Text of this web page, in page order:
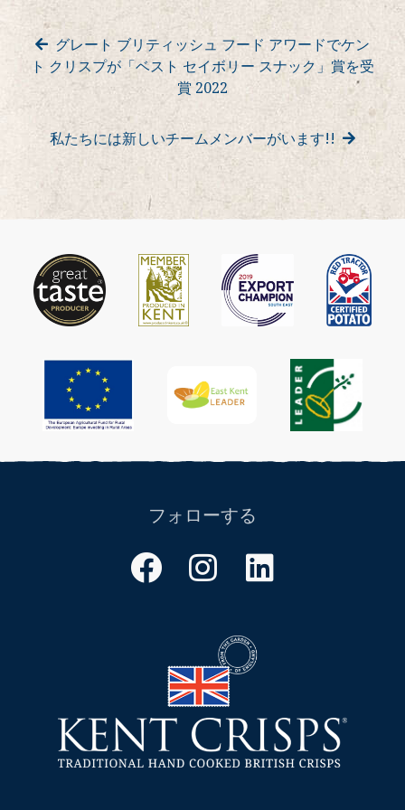
稿
ナ
ビ
ゲ
ー
シ
ョ
グレート ブリティッシュ フード アワードでケン
ト クリスプが「ベスト セイボリー スナック」賞を受
賞 2022
私たちには新しいチームメンバーがいます!!
フォローする
フ
ス
ブ
ッ
イ
ス
タ
グ
ラ
イ
ン